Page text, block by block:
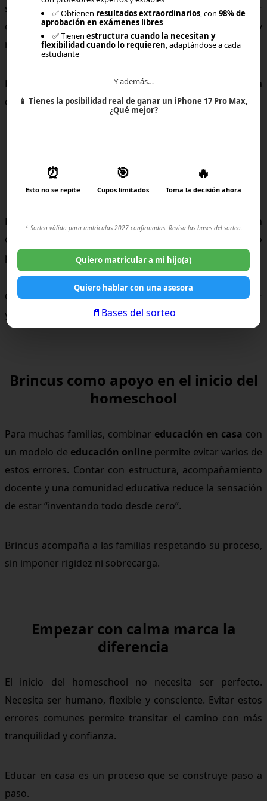
sobre cómo “debería” verse el homeschool. Ajustar
expectativas permite disfrutar más del proceso y
reconocer avances reales.
El homeschool no busca perfección, busca coherencia
con la vida familiar.
Aprender de los errores también es
parte del proceso
Equivocarse al inicio es normal. El homeschool no es un
camino lineal, sino un proceso de aprendizaje continuo
para toda la familia.
Cada error trae información valiosa para ajustar, mejorar
y avanzar con más conciencia.
Brincus como apoyo en el inicio del
homeschool
Para muchas familias, combinar educación en casa con
un modelo de educación online permite evitar varios de
estos errores. Contar con estructura, acompañamiento
docente y una comunidad educativa reduce la sensación
de estar “inventando todo desde cero”.
Brincus acompaña a las familias respetando su proceso,
sin imponer rigidez ni sobrecarga.
Empezar con calma marca la
diferencia
El inicio del homeschool no necesita ser perfecto.
Necesita ser humano, flexible y consciente. Evitar estos
errores comunes permite transitar el camino con más
tranquilidad y confianza.
Educar en casa es un proceso que se construye paso a
paso.
✅ Obtienen resultados extraordinarios, con98% de
aprobación en exámenes libres
✅ Tienenestructura cuando la necesitan y
flexibilidad cuando lo requieren, adaptándose a cada
estudiante
Y además…
📱 Tienes la posibilidad real de ganar un iPhone 17 Pro Max,
¿Qué mejor?
⏰
Esto no se repite
🎯
Cupos limitados
🔥
Toma la decisión ahora
* Sorteo válido para matrículas 2027 confirmadas. Revisa las bases del sorteo.
Quiero matricular a mi hijo(a)
Quiero hablar con una asesora
📄Bases del sorteo